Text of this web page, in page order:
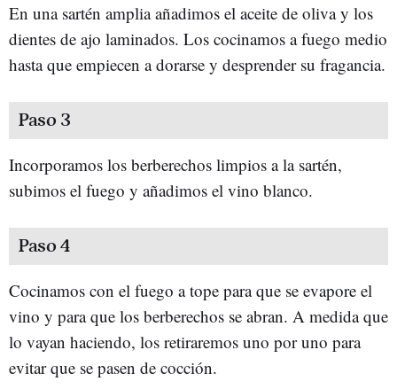
En una sartén amplia añadimos el aceite de oliva y los
dientes de ajo laminados. Los cocinamos a fuego medio
hasta que empiecen a dorarse y desprender su fragancia.
Paso 3
Incorporamos los berberechos limpios a la sartén,
subimos el fuego y añadimos el vino blanco.
Paso 4
Cocinamos con el fuego a tope para que se evapore el
vino y para que los berberechos se abran. A medida que
lo vayan haciendo, los retiraremos uno por uno para
evitar que se pasen de cocción.